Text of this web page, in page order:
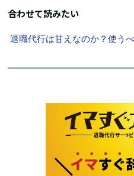
合わせて読みたい
退職代行は甘えなのか？使う